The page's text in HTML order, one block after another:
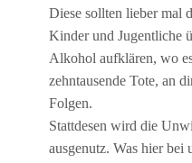
Diese sollten lieber mal
Kinder und Jugentliche
Alkohol aufklären, wo
zehntausende Tote, an
Folgen.
Stattdesen wird die
ausgenutz. Was hier bei